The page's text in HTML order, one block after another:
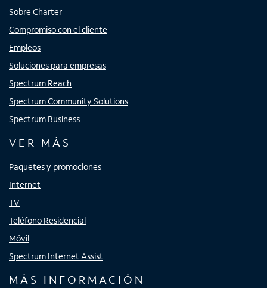
Sobre Charter
Compromiso con el cliente
Empleos
Soluciones para empresas
Spectrum Reach
Spectrum Community Solutions
Spectrum Business
VER MÁS
Paquetes y promociones
Internet
TV
Teléfono Residencial
Móvil
Spectrum Internet Assist
MÁS INFORMACIÓN